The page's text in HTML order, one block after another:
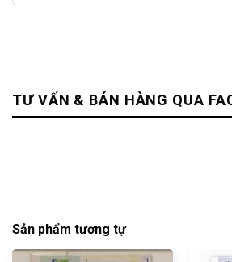
TƯ VẤN & BÁN HÀNG QUA
Sản phẩm tương tự